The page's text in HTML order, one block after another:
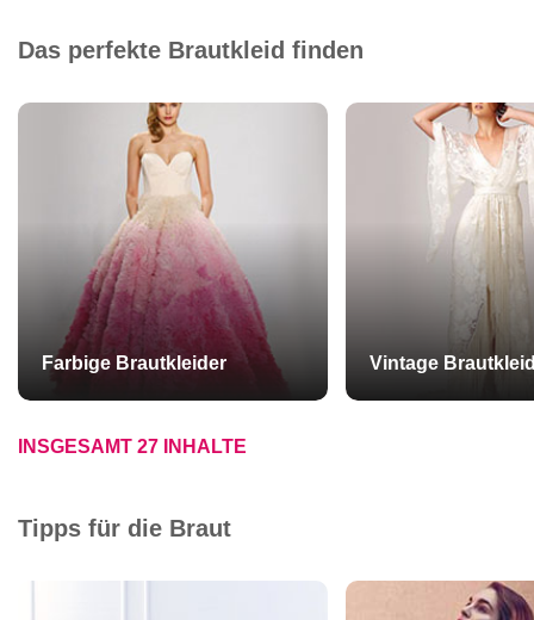
Das perfekte Brautkleid finden
Farbige Brautkleider Vintage
INSGESAMT 27 INHALTE
Tipps für die Braut